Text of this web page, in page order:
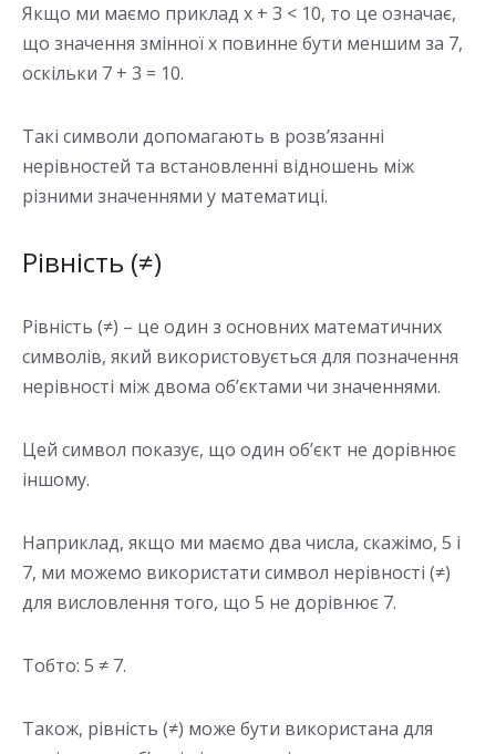
Якщо ми маємо приклад x + 3 < 10, то це означає,
що значення змінної x повинне бути меншим за 7,
оскільки 7 + 3 = 10.
Такі символи допомагають в розв’язанні
нерівностей та встановленні відношень між
різними значеннями у математиці.
Рівність (≠)
Рівність (≠) – це один з основних математичних
символів, який використовується для позначення
нерівності між двома об’єктами чи значеннями.
Цей символ показує, що один об’єкт не дорівнює
іншому.
Наприклад, якщо ми маємо два числа, скажімо, 5 і
7, ми можемо використати символ нерівності (≠)
для висловлення того, що 5 не дорівнює 7.
Тобто: 5 ≠ 7.
Також, рівність (≠) може бути використана для